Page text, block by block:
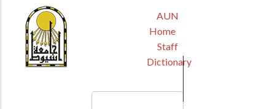
HEADER
MENU
AUN
Home
Staff
Dictionary